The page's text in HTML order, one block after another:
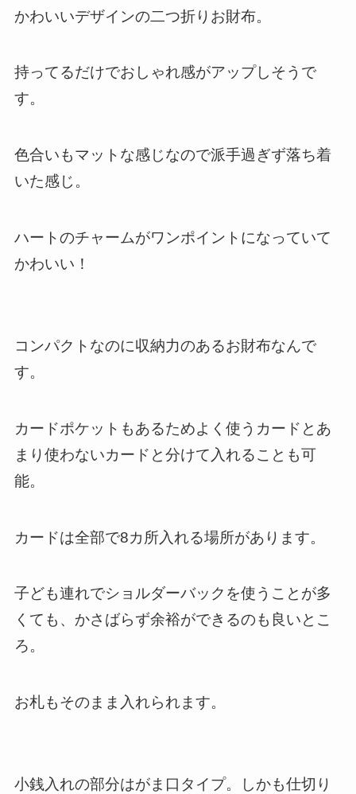
かわいいデザインの二つ折りお財布。
持ってるだけでおしゃれ感がアップしそうで
す。
色合いもマットな感じなので派手過ぎず落ち着
いた感じ。
ハートのチャームがワンポイントになっていて
かわいい！
コンパクトなのに収納力のあるお財布なんで
す。
カードポケットもあるためよく使うカードとあ
まり使わないカードと分けて入れることも可
能。
カードは全部で8カ所入れる場所があります。
子ども連れでショルダーバックを使うことが多
くても、かさばらず余裕ができるのも良いとこ
ろ。
お札もそのまま入れられます。
小銭入れの部分はがま口タイプ。しかも仕切り